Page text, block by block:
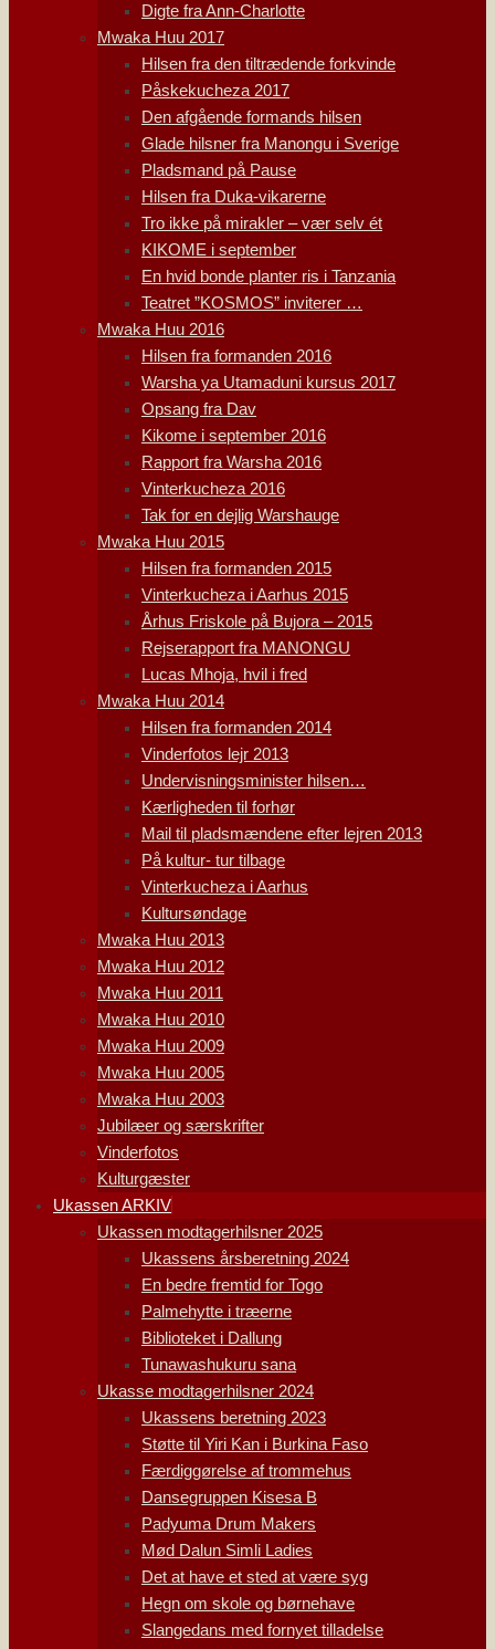
Digte fra Ann-Charlotte
Mwaka Huu 2017
Hilsen fra den tiltrædende forkvinde
Påskekucheza 2017
Den afgående formands hilsen
Glade hilsner fra Manongu i Sverige
Pladsmand på Pause
Hilsen fra Duka-vikarerne
Tro ikke på mirakler – vær selv ét
KIKOME i september
En hvid bonde planter ris i Tanzania
Teatret ”KOSMOS” inviterer …
Mwaka Huu 2016
Hilsen fra formanden 2016
Warsha ya Utamaduni kursus 2017
Opsang fra Dav
Kikome i september 2016
Rapport fra Warsha 2016
Vinterkucheza 2016
Tak for en dejlig Warshauge
Mwaka Huu 2015
Hilsen fra formanden 2015
Vinterkucheza i Aarhus 2015
Århus Friskole på Bujora – 2015
Rejserapport fra MANONGU
Lucas Mhoja, hvil i fred
Mwaka Huu 2014
Hilsen fra formanden 2014
Vinderfotos lejr 2013
Undervisningsminister hilsen…
Kærligheden til forhør
Mail til pladsmændene efter lejren 2013
På kultur- tur tilbage
Vinterkucheza i Aarhus
Kultursøndage
Mwaka Huu 2013
Mwaka Huu 2012
Mwaka Huu 2011
Mwaka Huu 2010
Mwaka Huu 2009
Mwaka Huu 2005
Mwaka Huu 2003
Jubilæer og særskrifter
Vinderfotos
Kulturgæster
Ukassen ARKIV
Ukassen modtagerhilsner 2025
Ukassens årsberetning 2024
En bedre fremtid for Togo
Palmehytte i træerne
Biblioteket i Dallung
Tunawashukuru sana
Ukasse modtagerhilsner 2024
Ukassens beretning 2023
Støtte til Yiri Kan i Burkina Faso
Færdiggørelse af trommehus
Dansegruppen Kisesa B
Padyuma Drum Makers
Mød Dalun Simli Ladies
Det at have et sted at være syg
Hegn om skole og børnehave
Slangedans med fornyet tilladelse